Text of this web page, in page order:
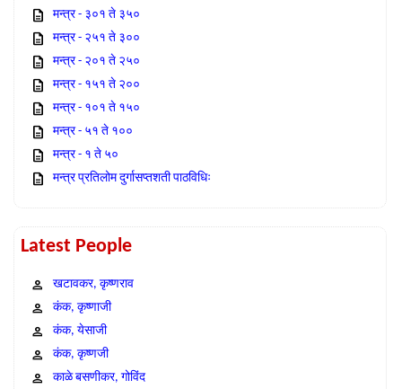
मन्त्र - ३०१ ते ३५०
मन्त्र - २५१ ते ३००
मन्त्र - २०१ ते २५०
मन्त्र - १५१ ते २००
मन्त्र - १०१ ते १५०
मन्त्र - ५१ ते १००
मन्त्र - १ ते ५०
मन्त्र प्रतिलोम दुर्गासप्तशती पाठविधिः
Latest People
खटावकर, कृष्णराव
कंक, कृष्णाजी
कंक, येसाजी
कंक, कृष्णजी
काळे बसणीकर, गोविंद